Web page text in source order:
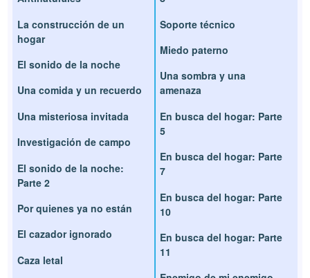
La construcción de un
hogar
El sonido de la noche
Una comida y un recuerdo
Una misteriosa invitada
Investigación de campo
El sonido de la noche:
Parte 2
Por quienes ya no están
El cazador ignorado
Caza letal
Soporte técnico
Miedo paterno
Una sombra y una
amenaza
En busca del hogar: Parte
5
En busca del hogar: Parte
7
En busca del hogar: Parte
10
En busca del hogar: Parte
11